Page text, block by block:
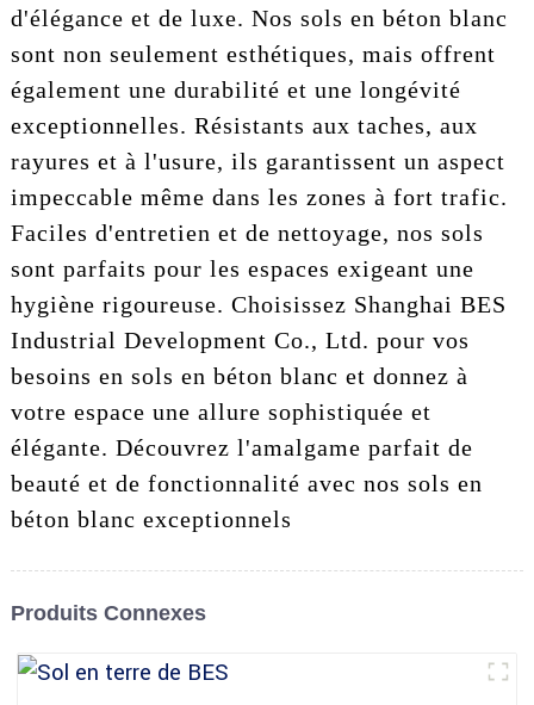
d'élégance et de luxe. Nos sols en béton blanc
sont non seulement esthétiques, mais offrent
également une durabilité et une longévité
exceptionnelles. Résistants aux taches, aux
rayures et à l'usure, ils garantissent un aspect
impeccable même dans les zones à fort trafic.
Faciles d'entretien et de nettoyage, nos sols
sont parfaits pour les espaces exigeant une
hygiène rigoureuse. Choisissez Shanghai BES
Industrial Development Co., Ltd. pour vos
besoins en sols en béton blanc et donnez à
votre espace une allure sophistiquée et
élégante. Découvrez l'amalgame parfait de
beauté et de fonctionnalité avec nos sols en
béton blanc exceptionnels
Produits Connexes